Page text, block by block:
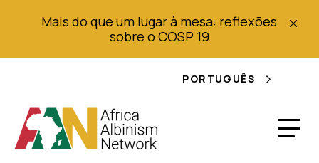
Mais do que um lugar à mesa: reflexões
sobre o COSP 19
PORTUGUÊS